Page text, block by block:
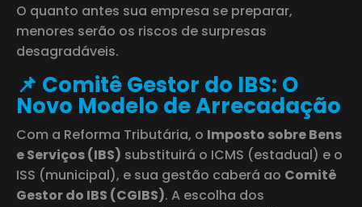
O quanto antes sua empresa se preparar,
menores serão os riscos de surpresas
desagradáveis.
📌 Comitê Gestor do IBS: O
Novo Modelo de Arrecadação
Com a Reforma Tributária, o Imposto sobre Bens
e Serviços (IBS) substituirá o ICMS (estadual) e o
ISS (municipal), e sua gestão caberá ao Comitê
Gestor do IBS (CGIBS). A escolha dos